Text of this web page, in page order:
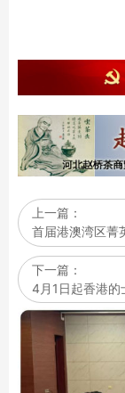
上一篇：
首届港澳湾区菁
下一篇：
4月1日起香港的